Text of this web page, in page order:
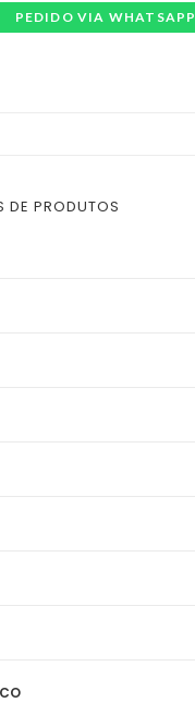
PEDIDO VIA WHATSAPP
DE PRODUTOS